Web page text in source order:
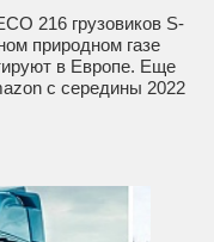
216 грузовиков S-
природном газе
в Европе. Еще
с середины 2022